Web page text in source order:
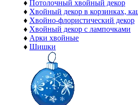
♦ Потолочный хвойный декор
♦ Хвойный декор в корзинках,
♦ Хвойно-флористический декор
♦ Хвойный декор с лампочками
♦ Арки хвойные
♦ Шишки